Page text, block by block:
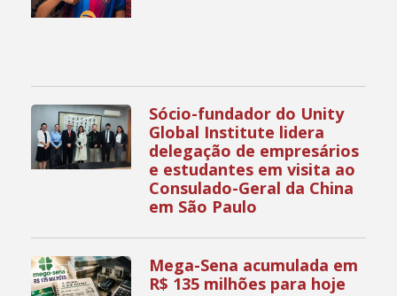
Sócio-fundador do Unity
Global Institute lidera
delegação de empresários
e estudantes em visita ao
Consulado-Geral da China
em São Paulo
Mega-Sena acumulada em
R$ 135 milhões para hoje